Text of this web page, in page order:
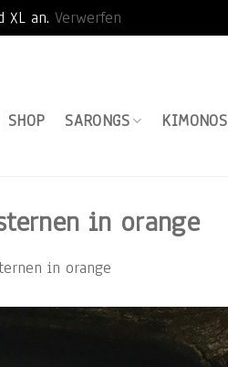
XL an. Verwerfen
SHOP SARONGS KIMONOS
in orange
in orange